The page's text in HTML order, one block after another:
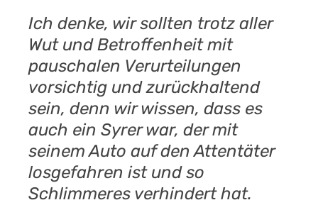
Ich denke, wir sollten trotz aller
Wut und Betroffenheit mit
pauschalen Verurteilungen
vorsichtig und zurückhaltend
sein, denn wir wissen, dass es
auch ein Syrer war, der mit
seinem Auto auf den Attentäter
losgefahren ist und so
Schlimmeres verhindert hat.